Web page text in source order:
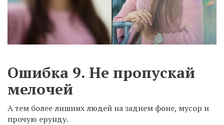
Ошибка 9. Не пропускай
мелочей
А тем более лишних людей на заднем фоне, мусор и
прочую ерунду.